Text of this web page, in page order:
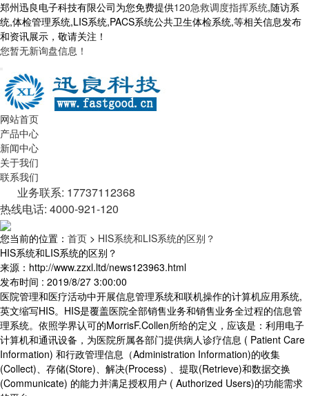
郑州迅良电子科技有限公司为您免费提供120急救调度指挥系统,随访系
统,体检管理系统,LIS系统,PACS系统公共卫生体检系统,等相关信息发布
和资讯展示，敬请关注！
您暂无新询盘信息！
网站首页
产品中心
新闻中心
关于我们
联系我们
业务联系: 17737112368
热线电话: 4000-921-120
您当前的位置： 首页 > HIS系统和LIS系统的区别？
HIS系统和LIS系统的区别？
来源：http://www.zzxl.ltd/news123963.html
发布时间 : 2019/8/27 3:00:00
医院管理和医疗活动中开展信息管理系统和联机操作的计算机应用系统,
英文缩写HIS。HIS是覆盖医院全部销售业务和销售业务全过程的信息管
理系统。依照学界认可的MorrisF.Collen所给的定义，应该是：利用电子
计算机和通讯设备，为医院所属各部门提供病人诊疗信息 ( Patient Care
Information) 和行政管理信息（Administration Information)的收集
(Collect)、存储(Store)、解决(Process) 、提取(Retrieve)和数据交换
(Communicate) 的能力并满足授权用户 ( Authorized Users)的功能需求